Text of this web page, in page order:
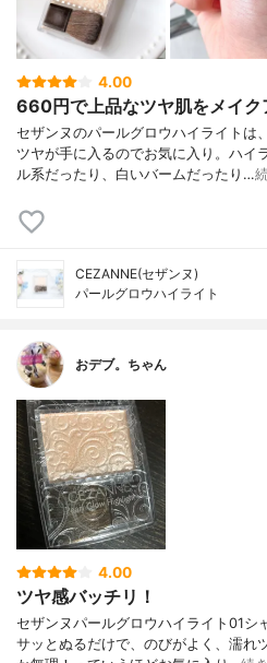
4.00
660円で上品なツヤ肌をメイク
セザンヌのパールグロウハイライトは
ツヤが手に入るのでお気に入り。ハイ
ル系だったり、白いバームだったり…
CEZANNE(セザンヌ)
パールグロウハイライト
おデブ。ちゃん
4.00
ツヤ感バッチリ！
セザンヌパールグロウハイライト01シ
サッとぬるだけで、のびがよく、濡れ